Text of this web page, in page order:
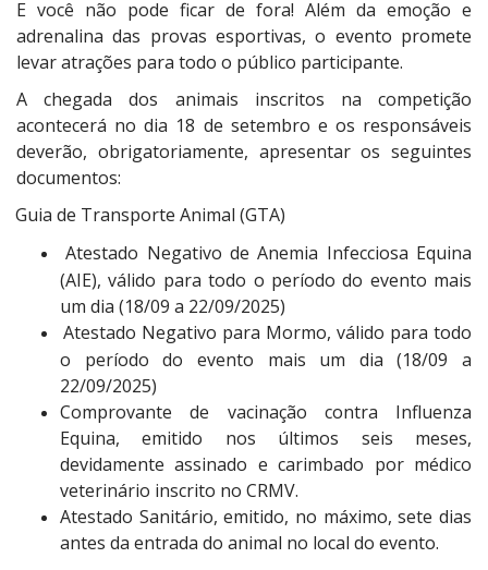
E você não pode ficar de fora! Além da emoção e
adrenalina das provas esportivas, o evento promete
levar atrações para todo o público participante.
A chegada dos animais inscritos na competição
acontecerá no dia 18 de setembro e os responsáveis
deverão, obrigatoriamente, apresentar os seguintes
documentos:
Guia de Transporte Animal (GTA)
Atestado Negativo de Anemia Infecciosa Equina
(AIE), válido para todo o período do evento mais
um dia (18/09 a 22/09/2025)
Atestado Negativo para Mormo, válido para todo
o período do evento mais um dia (18/09 a
22/09/2025)
Comprovante de vacinação contra Influenza
Equina, emitido nos últimos seis meses,
devidamente assinado e carimbado por médico
veterinário inscrito no CRMV.
Atestado Sanitário, emitido, no máximo, sete dias
antes da entrada do animal no local do evento.